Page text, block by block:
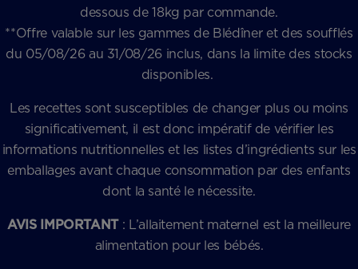
dessous de 18kg par commande.
**Offre valable sur les gammes de Blédîner et des soufflés
du 05/08/26 au 31/08/26 inclus, dans la limite des stocks
disponibles.
Les recettes sont susceptibles de changer plus ou moins
significativement, il est donc impératif de vérifier les
informations nutritionnelles et les listes d’ingrédients sur les
emballages avant chaque consommation par des enfants
dont la santé le nécessite.
AVIS IMPORTANT : L’allaitement maternel est la meilleure
alimentation pour les bébés.